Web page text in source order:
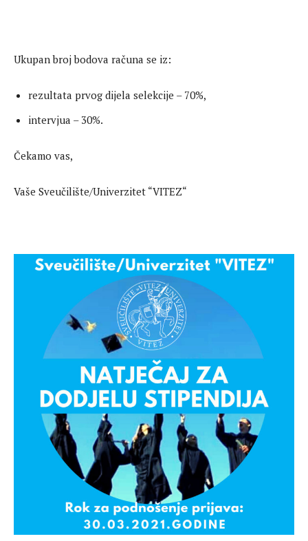
Ukupan broj bodova računa se iz:
rezultata prvog dijela selekcije – 70%,
intervjua – 30%.
Čekamo vas,
Vaše Sveučilište/Univerzitet “VITEZ“